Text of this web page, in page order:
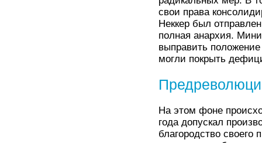
свои права
Неккер был
полная анархия.
выправить
могли покрыть
На этом фоне
года допускал
благородство своего